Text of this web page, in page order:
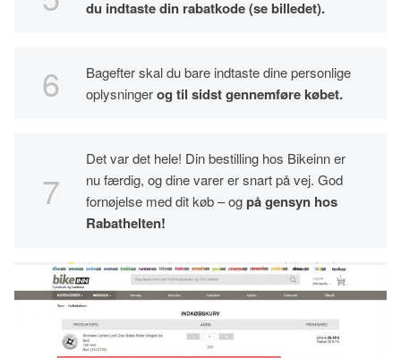
du indtaste din rabatkode (se billedet).
Bagefter skal du bare indtaste dine personlige
oplysningerog til sidst gennemføre købet.
Det var det hele! Din bestilling hos Bikeinn er
nu færdig, og dine varer er snart på vej. God
fornøjelse med dit køb – ogpå gensyn hos
Rabathelten!